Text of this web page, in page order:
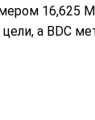
16,625
а BDC